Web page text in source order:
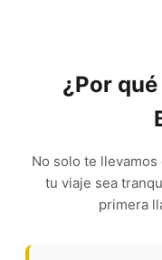
¿Por
No solo te llevamos
tu viaje sea
primera